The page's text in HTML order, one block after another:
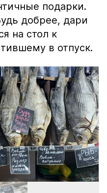
подарки.
добрее, дари
на стол к
в отпуск.